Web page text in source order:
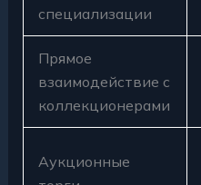
специализации
Прямое
взаимодействие с
коллекционерами
Аукционные